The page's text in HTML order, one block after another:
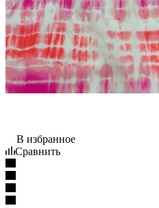
В избранное
Сравнить